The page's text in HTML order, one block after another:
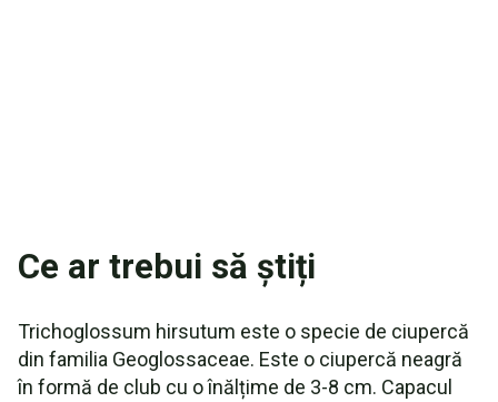
Ce ar trebui să știți
Trichoglossum hirsutum este o specie de ciupercă
din familia Geoglossaceae. Este o ciupercă neagră
în formă de club cu o înălțime de 3-8 cm. Capacul